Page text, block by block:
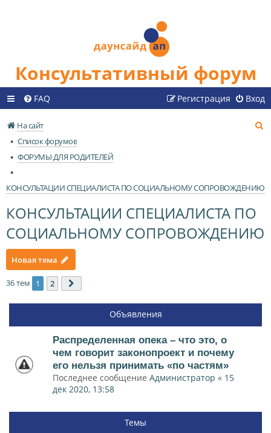
Консультативный форум
FAQ Вход
Регистрация
На сайт
Список форумов
ФОРУМЫ ДЛЯ РОДИТЕЛЕЙ
КОНСУЛЬТАЦИИ СПЕЦИАЛИСТА ПО СОЦИАЛЬНОМУ СОПРОВОЖДЕНИЮ
КОНСУЛЬТАЦИИ СПЕЦИАЛИСТА ПО
СОЦИАЛЬНОМУ СОПРОВОЖДЕНИЮ
Новая тема
36 тем 1 2
Объявления
Распределенная опека – что это, о
чем говорит законопроект и почему
его нельзя принимать «по частям»
Последнее сообщение Администратор « 15
дек 2020, 13:58
Темы